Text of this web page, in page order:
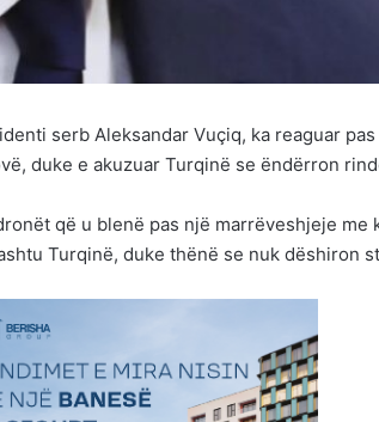
serb Aleksandar Vuçiq, ka reaguar
duke e akuzuar Turqinë se ëndërron
që u blenë pas një marrëveshjeje me
Turqinë, duke thënë se nuk dëshiron